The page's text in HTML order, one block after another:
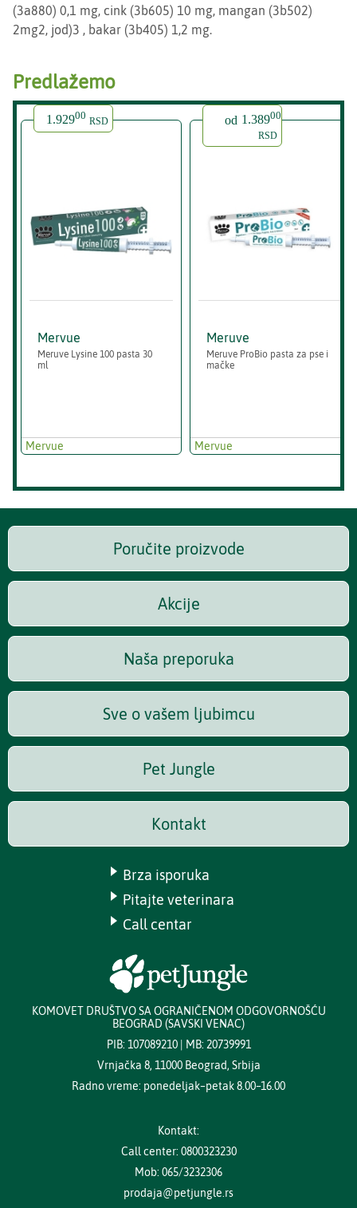
(3a880) 0,1 mg, cink (3b605) 10 mg, mangan (3b502)
2mg2, jod)3 , bakar (3b405) 1,2 mg.
Predlažemo
1.92900 RSD
Mervue
Meruve Lysine 100 pasta 30
ml
Mervue
od 1.38900
RSD
Meruve
Meruve ProBio pasta za pse i
mačke
Mervue
Poručite proizvode
Akcije
Naša preporuka
Sve o vašem ljubimcu
Pet Jungle
Kontakt
Brza isporuka
Pitajte veterinara
Call centar
KOMOVET DRUŠTVO SA OGRANIČENOM ODGOVORNOŠĆU
BEOGRAD (SAVSKI VENAC)
PIB: 107089210 | MB: 20739991
Vrnjačka 8, 11000 Beograd, Srbija
Radno vreme: ponedeljak–petak 8.00–16.00
Kontakt:
Call center: 0800323230
Mob: 065/3232306
prodaja@petjungle.rs